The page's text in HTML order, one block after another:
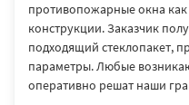
противопожарные окна
конструкции. Заказчик
подходящий стеклопакет,
параметры. Любые
оперативно решат наши